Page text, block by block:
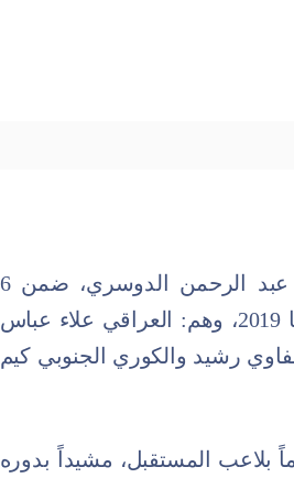
أشاد الاتحاد الآسيوي لكرة القدم بلاعب النصر عبد الرحمن الدوسري، ضمن 6
مواهب شاركت مع أنديتهم في دوري أبطال آسيا 2019، وهم: العراقي علاء عباس
رشيد والكوري الجنوبي كيم
الدوسري البالغ من العمر 22 عاماً بلاعب المستقبل، مشيداً بدوره